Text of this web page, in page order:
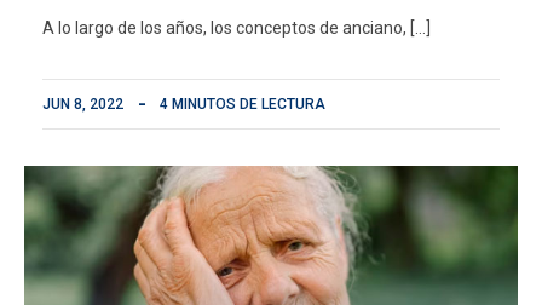
A lo largo de los años, los conceptos de anciano, […]
JUN 8, 2022 4 MINUTOS DE LECTURA